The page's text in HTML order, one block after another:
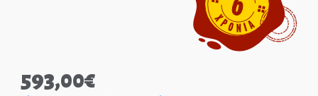
Παιδικές Βιβλιοθήκες
593,00€